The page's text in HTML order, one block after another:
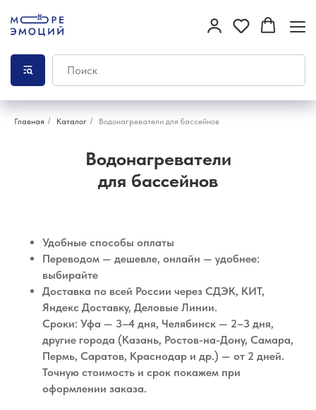
Главная / Каталог / Водонагреватели для бассейнов
Водонагреватели
для бассейнов
Удобные способы оплаты
Переводом — дешевле, онлайн — удобнее:
выбирайте
Доставка по всей России через СДЭК, КИТ,
Яндекс Доставку, Деловые Линии.
Сроки: Уфа — 3–4 дня, Челябинск — 2–3 дня,
другие города (Казань, Ростов-на-Дону, Самара,
Пермь, Саратов, Краснодар и др.) — от 2 дней.
Точную стоимость и срок покажем при
оформлении заказа.